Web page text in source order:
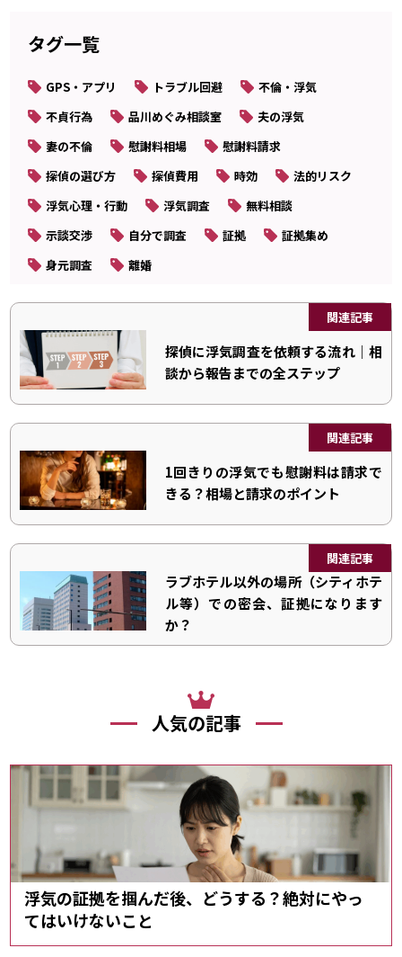
タグ一覧
GPS・アプリ トラブル回避
不倫・浮気
不貞行為
品川めぐみ相談室
夫の浮気
妻の不倫
慰謝料相場
慰謝料請求
探偵の選び方
探偵費用 時効
法的リスク
浮気心理・行動
浮気調査
無料相談
示談交渉
自分で調査 証拠
証拠集め
身元調査
離婚
探偵に浮気調査を依頼する流れ｜相
談から報告までの全ステップ
関連記事
1回きりの浮気でも慰謝料は請求で
きる？相場と請求のポイント
関連記事
ラブホテル以外の場所（シティホテ
ル等）での密会、証拠になります
か？
関連記事
人気の記事
浮気の証拠を掴んだ後、どうする？絶対にやっ
てはいけないこと